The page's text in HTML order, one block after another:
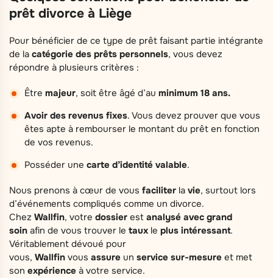
prêt divorce à Liège
Pour bénéficier de ce type de prêt faisant partie intégrante
de la catégorie des prêts personnels, vous devez
répondre à plusieurs critères :
Être majeur, soit être âgé d’au minimum 18 ans.
Avoir des revenus fixes. Vous devez prouver que vous
êtes apte à rembourser le montant du prêt en fonction
de vos revenus.
Posséder une carte d’identité valable.
Nous prenons à cœur de vous faciliter la vie, surtout lors
d’événements compliqués comme un divorce.
Chez Wallfin, votre dossier est analysé avec grand
soin afin de vous trouver le taux le plus intéressant.
Véritablement dévoué pour
vous, Wallfin vous assure un service sur-mesure et met
son expérience à votre service.